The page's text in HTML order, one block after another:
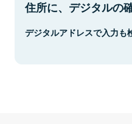
住所に、デジタルの
デジタルアドレスで入力も